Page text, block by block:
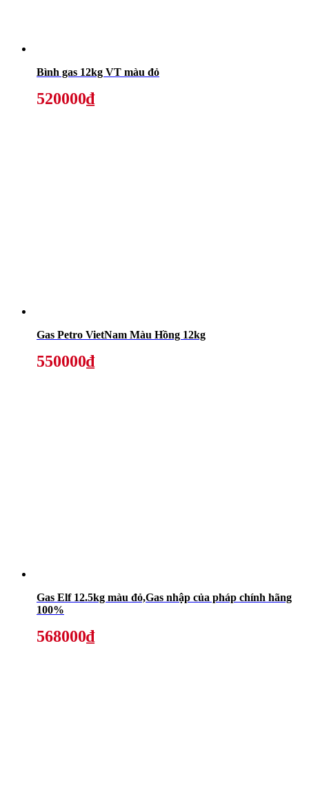
Bình gas 12kg VT màu đỏ
520000₫
Gas Petro VietNam Màu Hồng 12kg
550000₫
Gas Elf 12.5kg màu đỏ,Gas nhập của pháp chính hãng
100%
568000₫